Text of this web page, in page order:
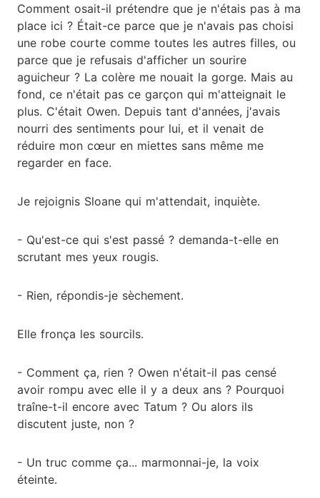
Comment osait-il prétendre que je n'étais pas à ma
place ici ? Était-ce parce que je n'avais pas choisi
une robe courte comme toutes les autres filles, ou
parce que je refusais d'afficher un sourire
aguicheur ? La colère me nouait la gorge. Mais au
fond, ce n'était pas ce garçon qui m'atteignait le
plus. C'était Owen. Depuis tant d'années, j'avais
nourri des sentiments pour lui, et il venait de
réduire mon cœur en miettes sans même me
regarder en face.
Je rejoignis Sloane qui m'attendait, inquiète.
- Qu'est-ce qui s'est passé ? demanda-t-elle en
scrutant mes yeux rougis.
- Rien, répondis-je sèchement.
Elle fronça les sourcils.
- Comment ça, rien ? Owen n'était-il pas censé
avoir rompu avec elle il y a deux ans ? Pourquoi
traîne-t-il encore avec Tatum ? Ou alors ils
discutent juste, non ?
- Un truc comme ça... marmonnai-je, la voix
éteinte.